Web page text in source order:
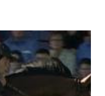
6 QUERLYBET
8 CARMENA Z -
AL DUHAMI 10
NIGHT -LEVY 2 K